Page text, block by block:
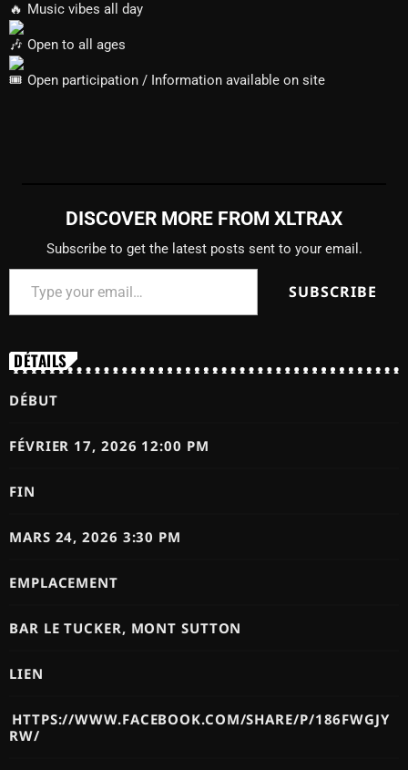
Music vibes all day
Open to all ages
Open participation / Information available on site
DISCOVER MORE FROM XLTRAX
Subscribe to get the latest posts sent to your email.
SUBSCRIBE
DÉTAILS
DÉBUT
FÉVRIER 17, 2026 12:00 PM
FIN
MARS 24, 2026 3:30 PM
EMPLACEMENT
BAR LE TUCKER, MONT SUTTON
LIEN
HTTPS://WWW.FACEBOOK.COM/SHARE/P/186FWGJY
RW/